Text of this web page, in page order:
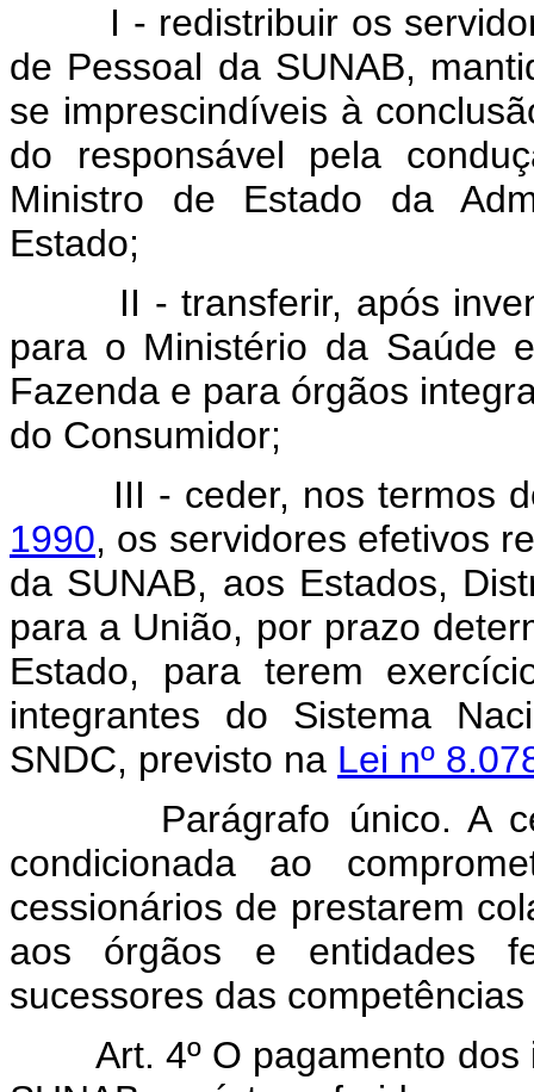
I - redistribuir os
de Pessoal da SUNAB,
se imprescindíveis à
do responsável pela
Ministro de Estado da
Estado;
II - transferir, após
para o Ministério da Saúde
Fazenda e para órgãos
do Consumidor;
III - ceder, nos termos
1990, os servidores efetivos
da SUNAB, aos Estados,
para a União, por prazo
Estado, para terem
integrantes do Sistema
SNDC, previsto na Lei nº
Parágrafo único. A
condicionada ao
cessionários de prestarem
aos órgãos e entidades
sucessores das
Art. 4º O pagamento